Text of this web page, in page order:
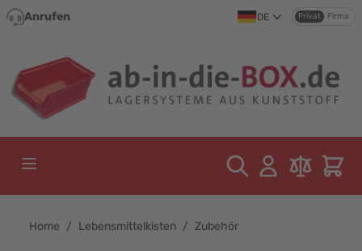
Direkt zum Inhalt
Anrufen DE Privat Firma
Home / Lebensmittelkisten / Zubehör